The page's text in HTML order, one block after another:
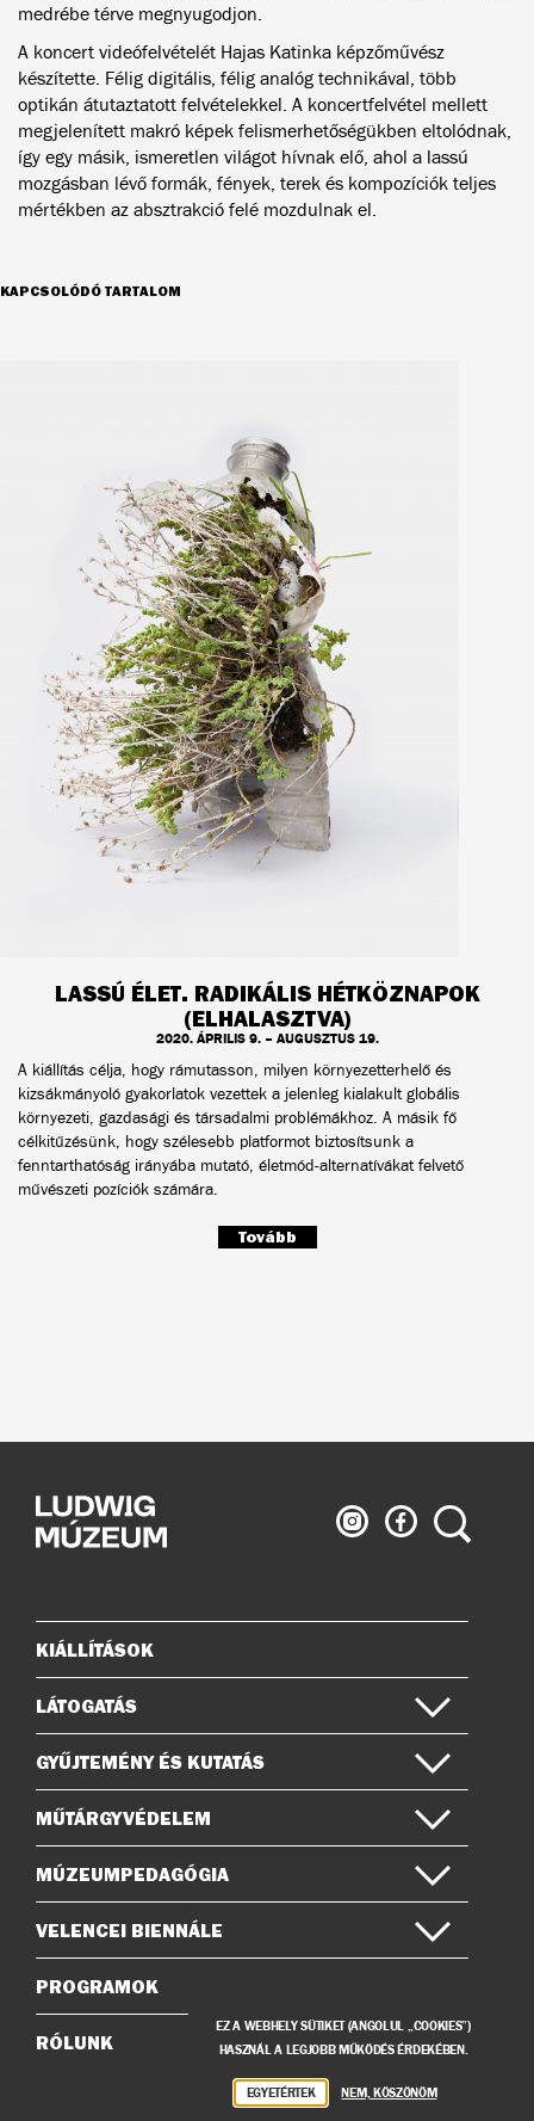
medrébe térve megnyugodjon.
A koncert videófelvételét Hajas Katinka képzőművész
készítette. Félig digitális, félig analóg technikával, több
optikán átutaztatott felvételekkel. A koncertfelvétel mellett
megjelenített makró képek felismerhetőségükben eltolódnak,
így egy másik, ismeretlen világot hívnak elő, ahol a lassú
mozgásban lévő formák, fények, terek és kompozíciók teljes
mértékben az absztrakció felé mozdulnak el.
KAPCSOLÓDÓ TARTALOM
LASSÚ ÉLET. RADIKÁLIS HÉTKÖZNAPOK
(ELHALASZTVA)
2020. ÁPRILIS 9. – AUGUSZTUS 19.
A kiállítás célja, hogy rámutasson, milyen környezetterhelő és
kizsákmányoló gyakorlatok vezettek a jelenleg kialakult globális
környezeti, gazdasági és társadalmi problémákhoz. A másik fő
célkitűzésünk, hogy szélesebb platformot biztosítsunk a
fenntarthatóság irányába mutató, életmód-alternatívákat felvető
művészeti pozíciók számára.
Tovább
Ludwig
Múzeum
Ludwig
Múzeum
Keresés
Oldaltérkép
KIÁLLÍTÁSOK
LÁTOGATÁS
GYŰJTEMÉNY ÉS KUTATÁS
MŰTÁRGYVÉDELEM
MÚZEUMPEDAGÓGIA
VELENCEI BIENNÁLE
PROGRAMOK
RÓLUNK
EZ A WEBHELY SÜTIKET (ANGOLUL „COOKIES”)
HASZNÁL A LEGJOBB MŰKÖDÉS ÉRDEKÉBEN.
EGYETÉRTEK NEM, KÖSZÖNÖM